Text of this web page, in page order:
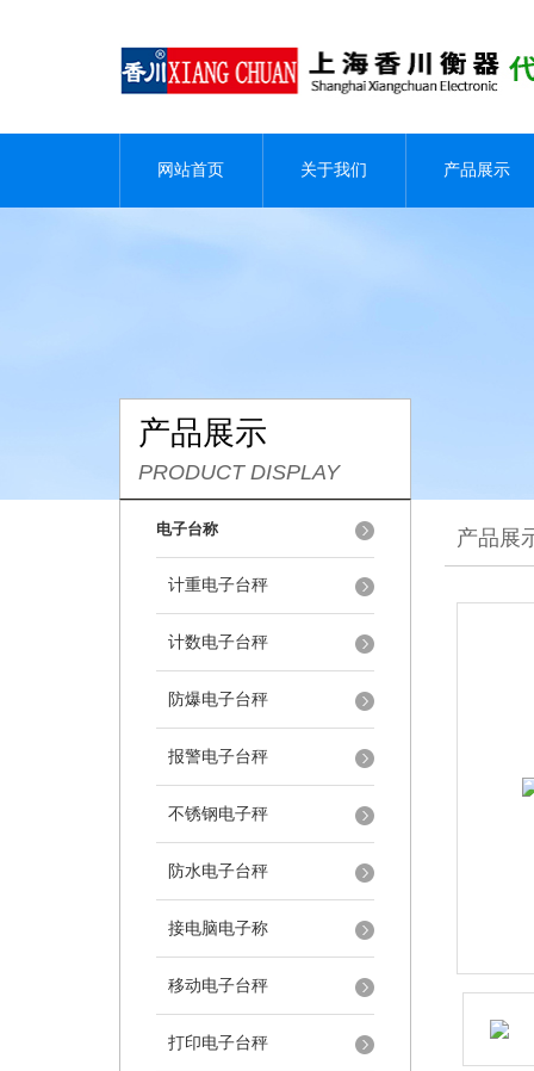
网站首页 关于我们 产品展示
产品展示
PRODUCT DISPLAY
电子台称
计重电子台秤
计数电子台秤
防爆电子台秤
报警电子台秤
不锈钢电子秤
防水电子台秤
接电脑电子称
移动电子台秤
打印电子台秤
产品展